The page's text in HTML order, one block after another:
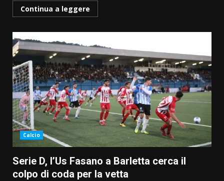
Continua a leggere
Calcio
Serie D, l’Us Fasano a Barletta cerca il
colpo di coda per la vetta